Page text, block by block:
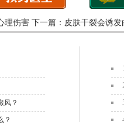
理伤害下一篇： 皮肤干裂会诱发
风？
？